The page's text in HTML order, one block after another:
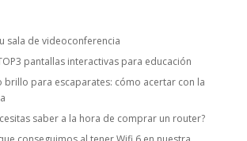
sala de videoconferencia
pantallas interactivas para educación
brillo para escaparates: cómo acertar con la
saber a la hora de comprar un router?